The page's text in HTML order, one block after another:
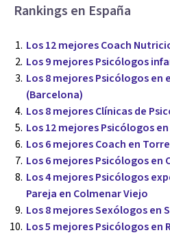
Rankings en España
Los 12 mejores Coach
Los 9 mejores Psicólogos
Los 8 mejores Psicólogos en
(Barcelona)
Los 8 mejores Clínicas de
Los 12 mejores Psicólogos
Los 6 mejores Coach en
Los 6 mejores Psicólogos en
Los 4 mejores Psicólogos
Pareja en Colmenar Viejo
Los 8 mejores Sexólogos en
Los 5 mejores Psicólogos en